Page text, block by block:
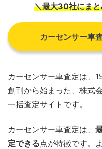
＼最大30社にま
カーセンサー車
カーセンサー車査定は、
創刊から始まった、株式
一括査定サイトです。
カーセンサー車査定は、
定できる点が特徴です。